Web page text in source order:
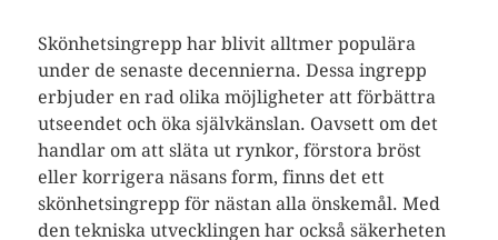
Skönhetsingrepp har blivit alltmer populära
under de senaste decennierna. Dessa ingrepp
erbjuder en rad olika möjligheter att förbättra
utseendet och öka självkänslan. Oavsett om det
handlar om att släta ut rynkor, förstora bröst
eller korrigera näsans form, finns det ett
skönhetsingrepp för nästan alla önskemål. Med
den tekniska utvecklingen har också säkerheten